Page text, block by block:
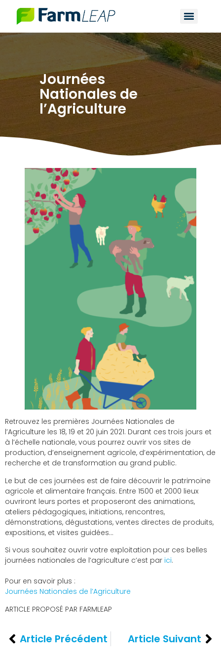
Journées
Nationales de
l’Agriculture
Retrouvez les premières Journées Nationales de
l’Agriculture les 18, 19 et 20 juin 2021. Durant ces trois jours et
à l’échelle nationale, vous pourrez ouvrir vos sites de
production, d’enseignement agricole, d’expérimentation, de
recherche et de transformation au grand public.
Le but de ces journées est de faire découvrir le patrimoine
agricole et alimentaire français. Entre 1500 et 2000 lieux
ouvriront leurs portes et proposeront des animations,
ateliers pédagogiques, initiations, rencontres,
démonstrations, dégustations, ventes directes de produits,
expositions, et visites guidées…
Si vous souhaitez ouvrir votre exploitation pour ces belles
journées nationales de l’agriculture c’est par ici.
Pour en savoir plus :
Journées Nationales de l’Agriculture
ARTICLE PROPOSÉ PAR FARMLEAP
Article Précédent Article Suivant